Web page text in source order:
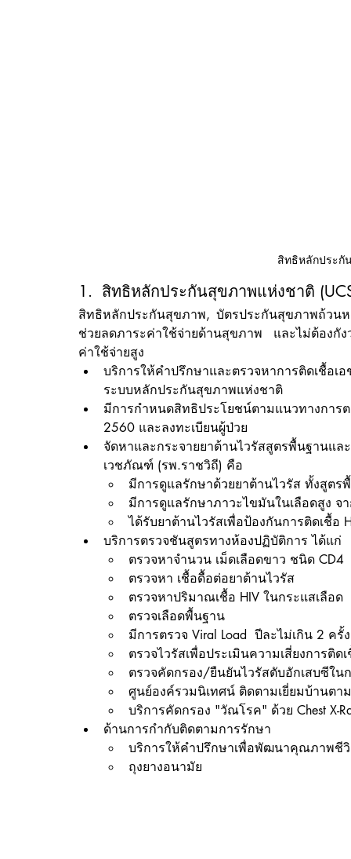
สิทธิหลักประกั
1.  สิทธิหลักประกันสุขภาพแห่งชาติ
สิทธิหลักประกันสุขภาพ, บัตรประกันสุขภาพถ้ว
ช่วยลดภาระค่าใช้จ่ายด้านสุขภาพ และไม่ต้องกัง
ค่าใช้จ่ายสูง
บริการให้คำปรึกษาและตรวจหาการติดเชื้
ระบบหลักประกันสุขภาพแห่งชาติ
มีการกำหนดสิทธิประโยชน์ตามแนวทางการ
2560 และลงทะเบียนผู้ป่วย
จัดหาและกระจายยาต้านไวรัสสูตรพื้นฐา
เวชภัณฑ์ (รพ.ราชวิถี) คือ
มีการดูแลรักษาด้วยยาต้านไวรัส ทั้งสูตร
มีการดูแลรักษาภาวะไขมันในเลือดสูง จ
ได้รับยาต้านไวรัสเพื่อป้องกันการติดเชื้อ
บริการตรวจชันสูตรทางห้องปฏิบัติการ ได้แก่
ตรวจหาจำนวน เม็ดเลือดขาว ชนิด CD4
ตรวจหา เชื้อดื้อต่อยาต้านไวรัส
ตรวจหาปริมาณเชื้อ HIV ในกระแสเลือด
ตรวจเลือดพื้นฐาน
มีการตรวจ Viral Load  ปีละไม่เกิน 2 ครั้ง
ตรวจไวรัสเพื่อประเมินความเสี่ยงการติด
ตรวจคัดกรอง/ยืนยันไวรัสตับอักเสบซีใน
ศูนย์องค์รวมนิเทศน์ ติดตามเยี่ยมบ้านตา
บริการคัดกรอง "วัณโรค" ด้วย Chest X-
ด้านการกำกับติดตามการรักษา
บริการให้คำปรึกษาเพื่อพัฒนาคุณภาพชีวิ
ถุงยางอนามัย